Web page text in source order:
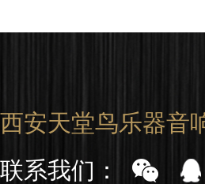
西安天堂鸟乐器音
联系我们：